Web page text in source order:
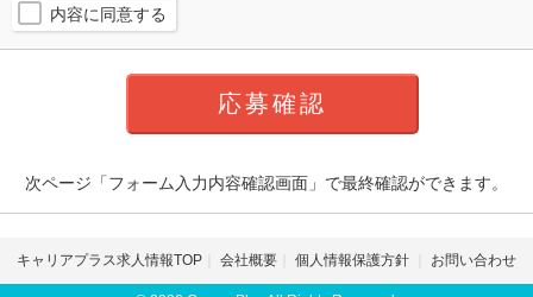
内容に同意する
次ページ「フォーム入力内容確認画面」で最終確認ができます。
キャリアプラス求人情報TOP 会社概要 個人情報保護方針 お問い合わせ